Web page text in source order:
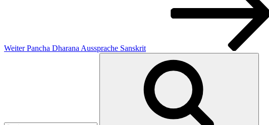
Weiter Pancha Dharana Aussprache Sanskrit